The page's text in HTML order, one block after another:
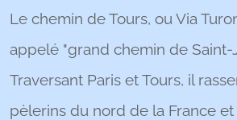
Le chemin de Tours, ou Via
appelé "grand chemin de Saint-
Traversant Paris et Tours, il
pèlerins du nord de la France